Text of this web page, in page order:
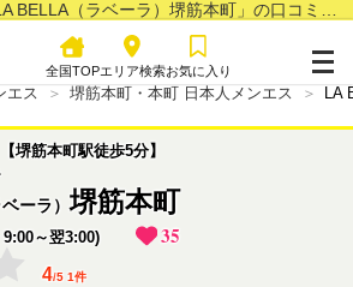
全国TOPエリア検索お気に入り
エス 堺筋本町・本町 日本人メンエス LA
【堺筋本町駅徒歩5分】
ベーラ）堺筋本町
9:00～翌3:00) 35
4/5 1件